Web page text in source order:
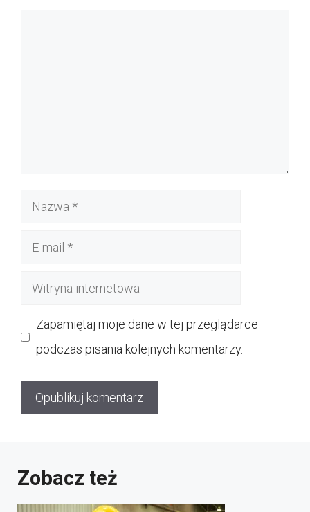
Nazwa
Witryna
Zapamiętaj moje dane w tej przeglądarce
podczas pisania kolejnych komentarzy.
Zobacz też